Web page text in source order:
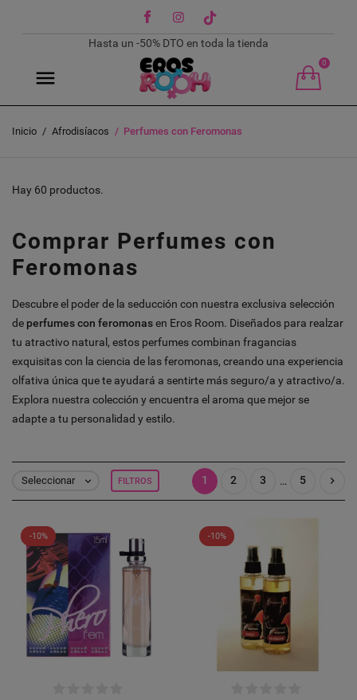
FacebookInstagram
TikTok
Hasta un -50% DTO en toda la tienda
0
Inicio Afrodisíacos Perfumes con Feromonas
Hay 60 productos.
Comprar Perfumes con
Feromonas
Descubre el poder de la seducción con nuestra exclusiva selección
de perfumes con feromonasen Eros Room. Diseñados para realzar
tu atractivo natural, estos perfumes combinan fragancias
exquisitas con la ciencia de las feromonas, creando una experiencia
olfativa única que te ayudará a sentirte más seguro/a y atractivo/a.
Explora nuestra colección y encuentra el aroma que mejor se
adapte a tu personalidad y estilo.
Seleccionar  FILTROS 1 2 3 … 5 
-10% -10%